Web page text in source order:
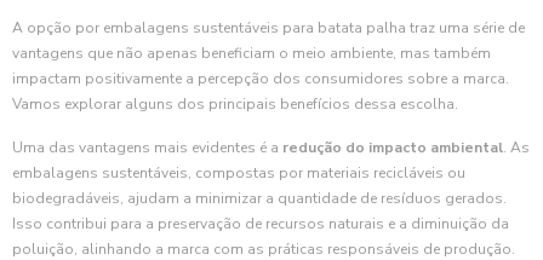
A opção por embalagens sustentáveis para batata palha traz uma série de
vantagens que não apenas beneficiam o meio ambiente, mas também
impactam positivamente a percepção dos consumidores sobre a marca.
Vamos explorar alguns dos principais benefícios dessa escolha.
Uma das vantagens mais evidentes é a redução do impacto ambiental. As
embalagens sustentáveis, compostas por materiais recicláveis ou
biodegradáveis, ajudam a minimizar a quantidade de resíduos gerados.
Isso contribui para a preservação de recursos naturais e a diminuição da
poluição, alinhando a marca com as práticas responsáveis de produção.